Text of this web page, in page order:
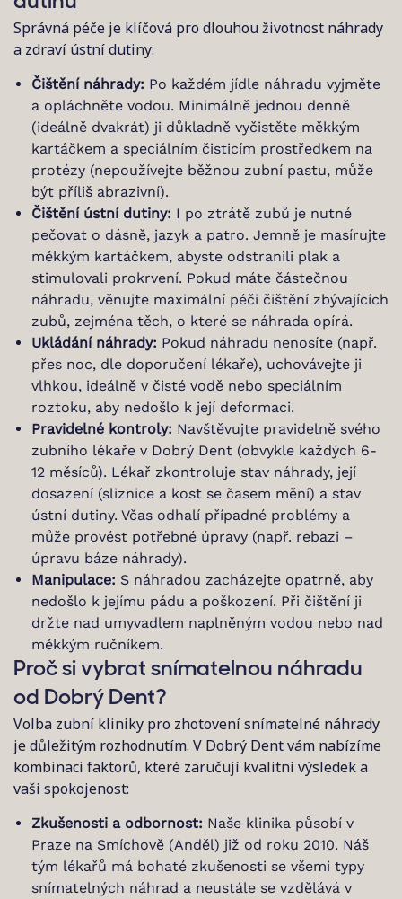
Správná péče je klíčová pro dlouhou životnost náhrady
a zdraví ústní dutiny:
Čištění náhrady: Po každém jídle náhradu vyjměte
a opláchněte vodou. Minimálně jednou denně
(ideálně dvakrát) ji důkladně vyčistěte měkkým
kartáčkem a speciálním čisticím prostředkem na
protézy (nepoužívejte běžnou zubní pastu, může
být příliš abrazivní).
Čištění ústní dutiny: I po ztrátě zubů je nutné
pečovat o dásně, jazyk a patro. Jemně je masírujte
měkkým kartáčkem, abyste odstranili plak a
stimulovali prokrvení. Pokud máte částečnou
náhradu, věnujte maximální péči čištění zbývajících
zubů, zejména těch, o které se náhrada opírá.
Ukládání náhrady: Pokud náhradu nenosíte (např.
přes noc, dle doporučení lékaře), uchovávejte ji
vlhkou, ideálně v čisté vodě nebo speciálním
roztoku, aby nedošlo k její deformaci.
Pravidelné kontroly: Navštěvujte pravidelně svého
zubního lékaře v Dobrý Dent (obvykle každých 6-
12 měsíců). Lékař zkontroluje stav náhrady, její
dosazení (sliznice a kost se časem mění) a stav
ústní dutiny. Včas odhalí případné problémy a
může provést potřebné úpravy (např. rebazi –
úpravu báze náhrady).
Manipulace: S náhradou zacházejte opatrně, aby
nedošlo k jejímu pádu a poškození. Při čištění ji
držte nad umyvadlem naplněným vodou nebo nad
měkkým ručníkem.
Proč si vybrat snímatelnou náhradu
od Dobrý Dent?
Volba zubní kliniky pro zhotovení snímatelné náhrady
je důležitým rozhodnutím. V Dobrý Dent vám nabízíme
kombinaci faktorů, které zaručují kvalitní výsledek a
vaši spokojenost:
Zkušenosti a odbornost: Naše klinika působí v
Praze na Smíchově (Anděl) již od roku 2010. Náš
tým lékařů má bohaté zkušenosti se všemi typy
snímatelných náhrad a neustále se vzdělává v